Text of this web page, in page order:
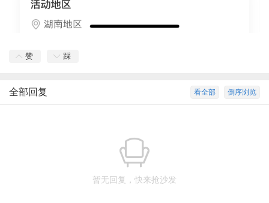
赞 踩
倒序浏览
看全部
全部回复
暂无回复，快来抢沙发